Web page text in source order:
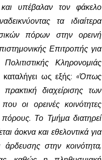
υπέβαλαν τον φάκελο
τα ιδιαίτερα
πόρων στην ορεινή
Επιτροπής για
Κληρονομιάς
ως εξής: «Όπως
διαχείρισης των
οι ορεινές κοινότητες
πόρους. Το Τμήμα διατηρεί
άοκνα και εθελοντικά για
στην κοινότητα,